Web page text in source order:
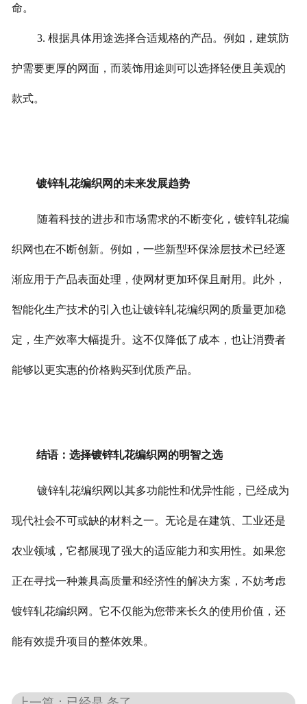
命。
3. 根据具体用途选择合适规格的产品。例如，建筑防
护需要更厚的网面，而装饰用途则可以选择轻便且美观的
款式。
镀锌轧花编织网的未来发展趋势
随着科技的进步和市场需求的不断变化，镀锌轧花编
织网也在不断创新。例如，一些新型环保涂层技术已经逐
渐应用于产品表面处理，使网材更加环保且耐用。 此外，
智能化生产技术的引入也让镀锌轧花编织网的质量更加稳
定，生产效率大幅提升。这不仅降低了成本，也让消费者
能够以更实惠的价格购买到优质产品。
结语：选择镀锌轧花编织网的明智之选
镀锌轧花编织网以其多功能性和优异性能，已经成为
现代社会不可或缺的材料之一。无论是在建筑、工业还是
农业领域，它都展现了强大的适应能力和实用性。 如果您
正在寻找一种兼具高质量和经济性的解决方案，不妨考虑
镀锌轧花编织网。它不仅能为您带来长久的使用价值，还
能有效提升项目的整体效果。